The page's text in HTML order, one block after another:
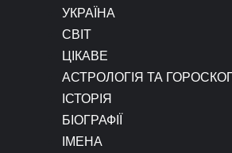
УКРАЇНА
СВІТ
ЦІКАВЕ
АСТРОЛОГІЯ ТА
ІСТОРІЯ
БІОГРАФІЇ
ІМЕНА